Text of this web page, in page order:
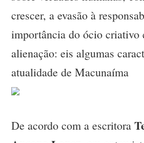
crescer, a evasão à
importância do ócio criativo
alienação: eis algumas
atualidade de Macunaíma
De acordo com a escritora